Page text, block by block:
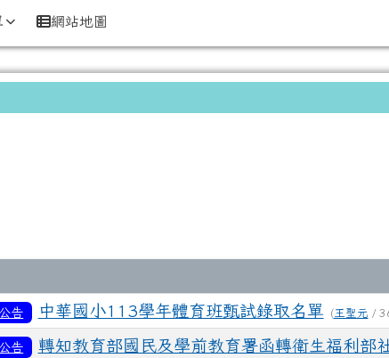
網站地圖
公告 中華國小113學年體育班甄試錄取名單 (王聖元 /
公告
轉知教育部國民及學前教育署函轉衛生福利部